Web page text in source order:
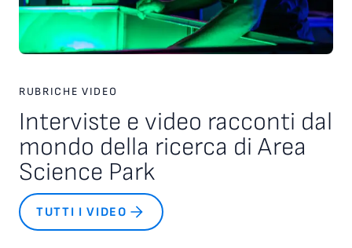
RUBRICHE VIDEO
Interviste e video racconti dal
mondo della ricerca di Area
Science Park
TUTTI I VIDEO